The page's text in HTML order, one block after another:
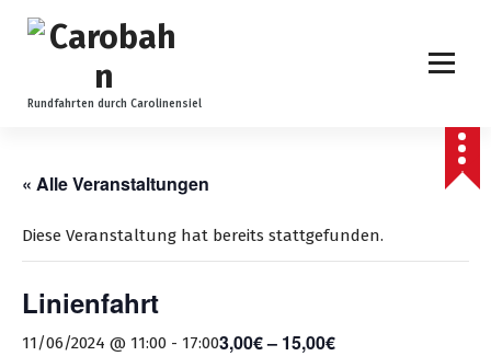
Rundfahrten durch Carolinensiel
« Alle Veranstaltungen
Diese Veranstaltung hat bereits stattgefunden.
Linienfahrt
11/06/2024 @ 11:00 - 17:003,00€ – 15,00€